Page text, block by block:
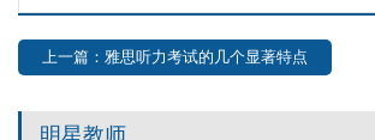
上一篇：雅思听力考试的几个显著特点
明星教师